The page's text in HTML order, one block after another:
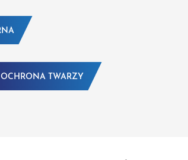
OCHRONA TWARZY